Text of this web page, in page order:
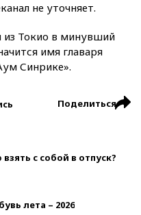
не уточняет.
из Токио в минувший
имя главаря
Синрике».
Поделиться
с собой в отпуск?
лета – 2026